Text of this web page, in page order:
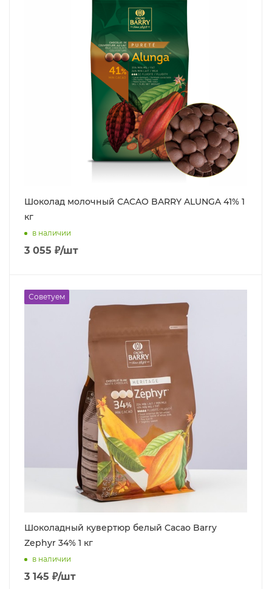
Шоколад молочный CACAO BARRY ALUNGA 41% 1
кг
в наличии
3 055 ₽/шт
Советуем
Шоколадный кувертюр белый Cacao Barry
Zephyr 34% 1 кг
в наличии
3 145 ₽/шт